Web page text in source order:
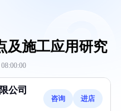
及施工应用研究
公司
咨询 进店